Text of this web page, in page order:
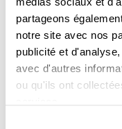
partageons
notre site avec nos
publicité et
avec d'autres
ou qu'ils ont
de travail.Étant
première au
expertise qui
associations. La
syndicale au